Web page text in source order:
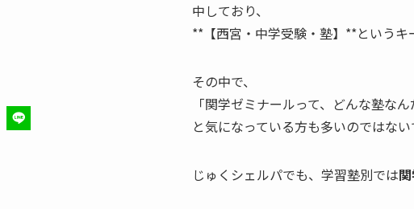
中しており、
**【西宮・中学受験・塾】**というキ
その中で、
「関学ゼミナールって、どんな塾なん
と気になっている方も多いのではない
じゅくシェルパでも、学習塾別では